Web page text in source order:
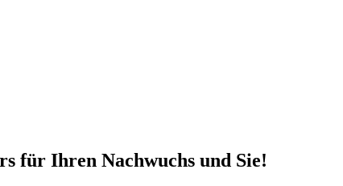
für Ihren Nachwuchs und Sie!